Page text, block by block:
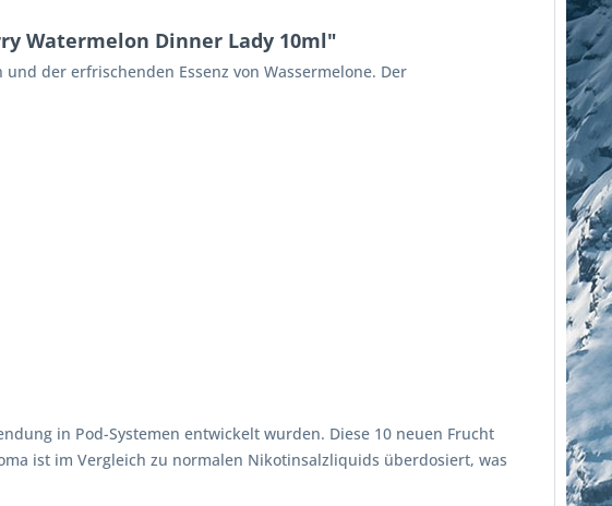
Watermelon Dinner Lady 10ml"
der erfrischenden Essenz von Wassermelone. Der
in Pod-Systemen entwickelt wurden. Diese 10 neuen Frucht
ist im Vergleich zu normalen Nikotinsalzliquids überdosiert, was